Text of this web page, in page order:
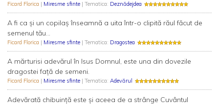
Ficard Florica | Miresme sfinte | Tematica: Deznădejdea
A fi ca şi un copilaş înseamnă a uita într-o clipită răul făcut de
semenul tău...
Ficard Florica | Miresme sfinte | Tematica: Dragostea
A mărturisi adevărul în Isus Domnul, este una din dovezile
dragostei faţă de semeni.
Ficard Florica | Miresme sfinte | Tematica: Adevărul
Adevărată chibuinţă este şi aceea de a strânge Cuvântul